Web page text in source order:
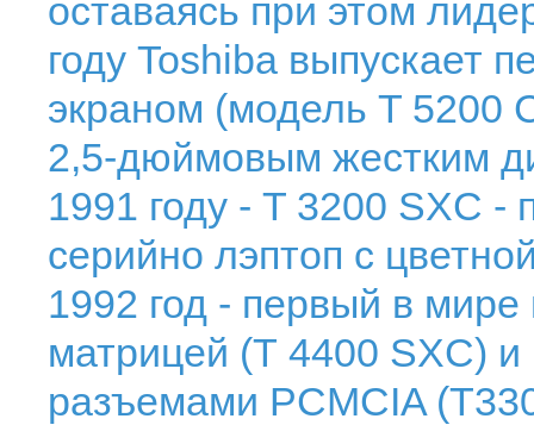
оставаясь при этом
году Toshiba выпускает
экраном (модель T 5200
2,5-дюймовым жестким
1991 году - T 3200 SXC
серийно лэптоп с
1992 год - первый в мире
матрицей (Т 4400 SXC)
разъемами PCMCIA